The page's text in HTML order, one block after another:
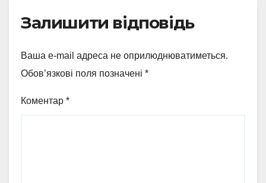
Залишити відповідь
Ваша e-mail адреса не оприлюднюватиметься.
Обов’язкові поля позначені *
Коментар *